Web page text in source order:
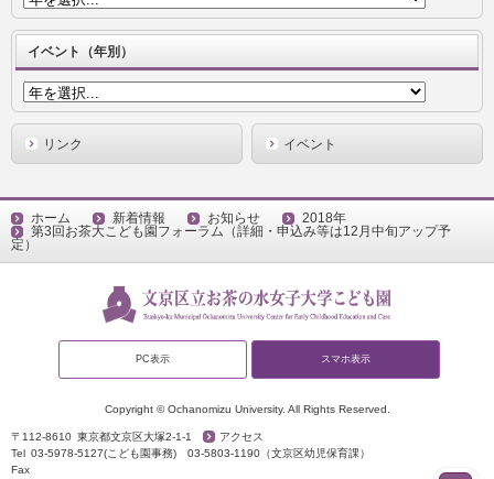
イベント（年別）
リンク イベント
ホーム 新着情報 お知らせ
2018年
第3回お茶大こども園フォーラム（詳細・申込み等は12月中旬アップ予
定）
PC表示 スマホ表示
Copyright © Ochanomizu University. All Rights Reserved.
〒112-8610 東京都文京区大塚2-1-1
アクセス
Tel 03-5978-5127(こども園事務)
03-5803-1190（文京区幼児保育課）
Fax